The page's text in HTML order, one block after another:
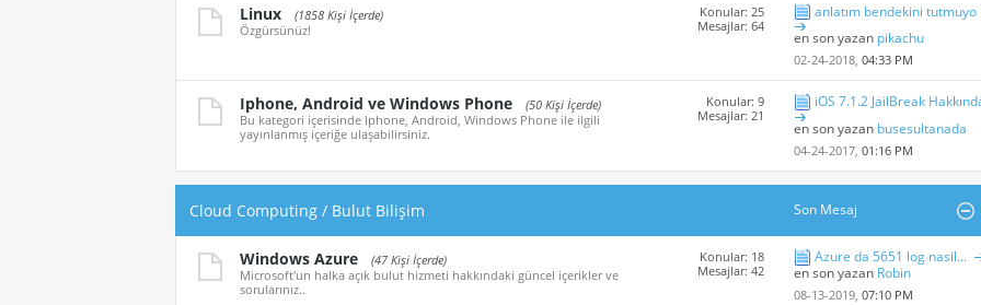
Linux
(1858 Kişi İçerde)
Özgürsünüz!
Konular: 25
Mesajlar: 64
anlatım bendekini tutmuyo
en son yazan pikachu
02-24-2018, 04:33 PM
Iphone, Android ve Windows Phone
(50 Kişi İçerde)
Bu kategori içerisinde Iphone, Android, Windows Phone ile ilgili
yayınlanmış içeriğe ulaşabilirsiniz.
Konular: 9
Mesajlar: 21
iOS 7.1.2 JailBreak
en son yazan busesultanada
04-24-2017, 01:16 PM
Cloud Computing / Bulut Bilişim Son Mesaj
Windows Azure
(47 Kişi İçerde)
Microsoft'un halka açık bulut hizmeti hakkındaki güncel içerikler ve
sorularınız..
Konular: 18
Mesajlar: 42
Azure da 5651 log nasil...
en son yazan Robin
08-13-2019, 07:10 PM